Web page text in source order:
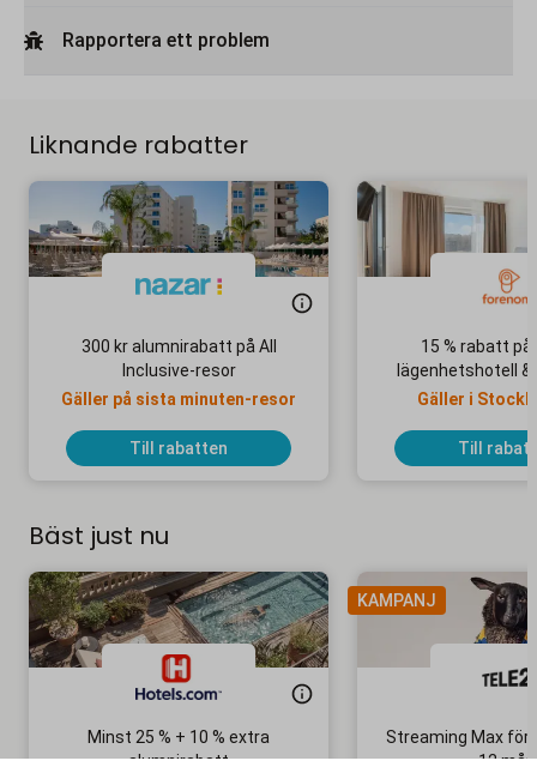
Rapportera ett problem
Liknande rabatter
300 kr alumnirabatt på All
Inclusive-resor
Gäller på sista minuten-resor
Till rabatten
15 % rabatt
lägenhetshotell &
Gäller i
Till
Bäst just nu
Minst 25 % + 10 % extra
alumnirabatt
KAMPANJ
Streaming Max för
12 mån